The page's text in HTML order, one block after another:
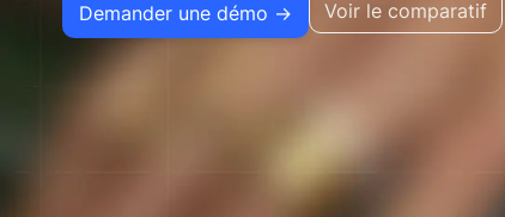
Demander une démo → Voir le comparatif